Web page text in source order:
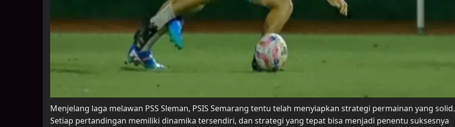
Menjelang laga melawan PSS Sleman, PSIS Semarang tentu telah menyiapkan strategi permainan yang solid.
Setiap pertandingan memiliki dinamika tersendiri, dan strategi yang tepat bisa menjadi penentu suksesnya